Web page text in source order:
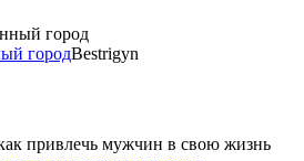
городBestrigyn